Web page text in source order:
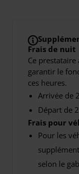
Frais de nuit
Ce
garantir le
ces heures.
Arrivée de
Départ de
Frais pour
Pour les
selon le